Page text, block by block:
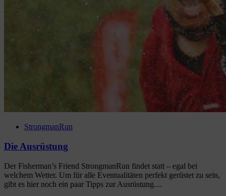
StrongmanRun
Die Ausrüstung
Der Fisherman’s Friend StrongmanRun findet statt – egal bei
welchem Wetter. Um für alle Eventualitäten perfekt gerüstet zu sein,
gibt es hier noch ein paar Tipps zur Ausrüstung....